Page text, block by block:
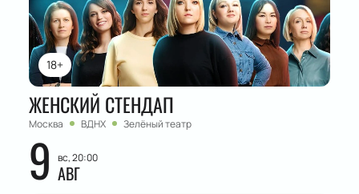
18+
ЖЕНСКИЙ СТЕНДАП
Москва ВДНХ Зелёный театр
9 вс, 20:00
АВГ